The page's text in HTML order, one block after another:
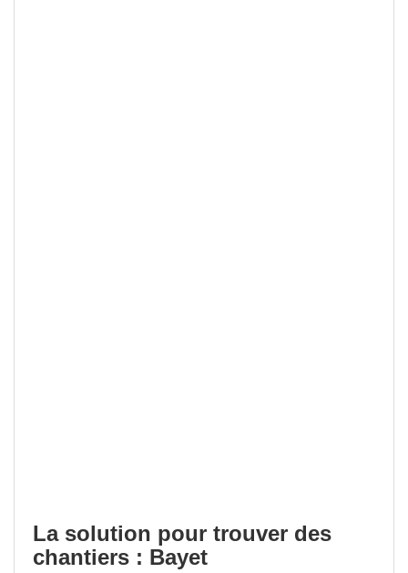
La solution pour trouver des
chantiers : Bayet